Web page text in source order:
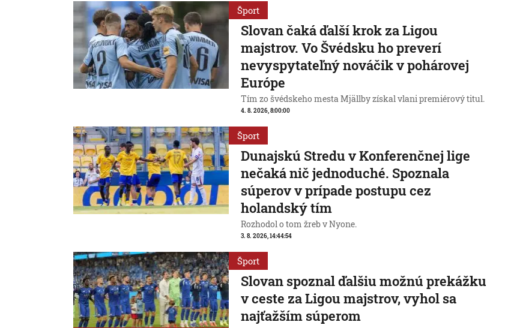
Šport
Slovan čaká ďalší krok za Ligou
majstrov. Vo Švédsku ho preverí
nevyspytateľný nováčik v pohárovej
Európe
Tím zo švédskeho mesta Mjällby získal vlani premiérový titul.
4. 8. 2026, 8:00:00
Šport
Dunajskú Stredu v Konferenčnej lige
nečaká nič jednoduché. Spoznala
súperov v prípade postupu cez
holandský tím
Rozhodol o tom žreb v Nyone.
3. 8. 2026, 14:44:54
Šport
Slovan spoznal ďalšiu možnú prekážku
v ceste za Ligou majstrov, vyhol sa
najťažším súperom